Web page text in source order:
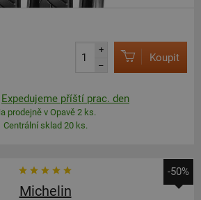
+
–
Koupit
Expedujeme příští prac. den
prodejně v Opavě 2 ks.
Centrální sklad 20 ks.
-50%
Michelin